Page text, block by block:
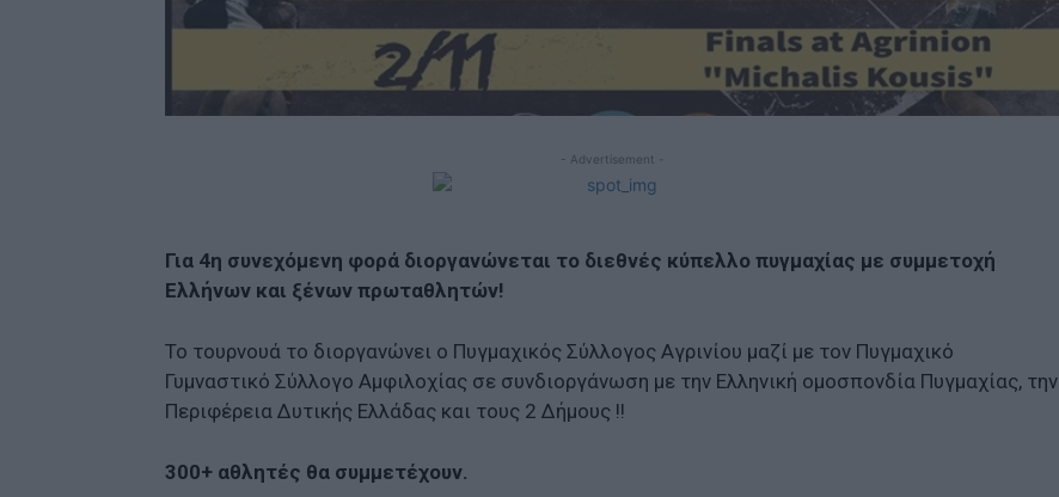
- Advertisement -
Για 4η συνεχόμενη φορά διοργανώνεται το διεθνές κύπελλο πυγμαχίας με συμμετοχή
Ελλήνων και ξένων πρωταθλητών!
Το τουρνουά το διοργανώνει ο Πυγμαχικός Σύλλογος Αγρινίου μαζί με τον Πυγμαχικό
Γυμναστικό Σύλλογο Αμφιλοχίας σε συνδιοργάνωση με την Ελληνική ομοσπονδία Πυγμαχίας, την
Περιφέρεια Δυτικής Ελλάδας και τους 2 Δήμους !!
300+ αθλητές θα συμμετέχουν.